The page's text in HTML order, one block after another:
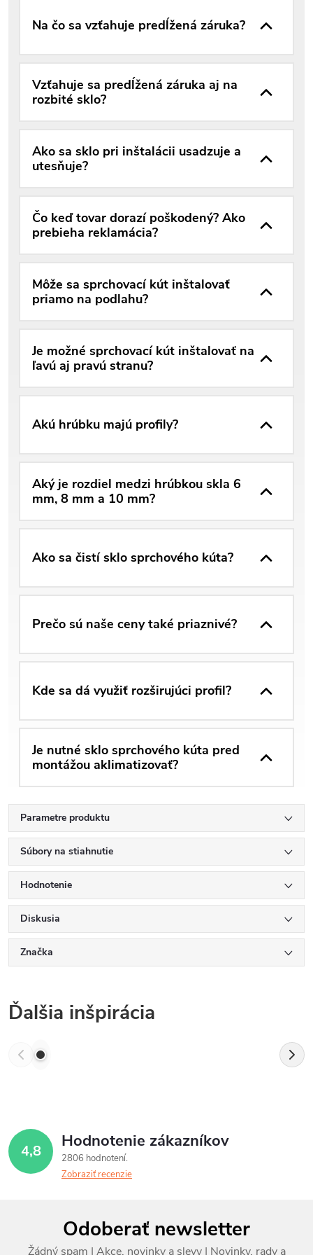
Na čo sa vzťahuje predĺžená záruka?
Vzťahuje sa predĺžená záruka aj na
rozbité sklo?
Ako sa sklo pri inštalácii usadzuje a
utesňuje?
Čo keď tovar dorazí poškodený? Ako
prebieha reklamácia?
Môže sa sprchovací kút inštalovať
priamo na podlahu?
Je možné sprchovací kút inštalovať na
ľavú aj pravú stranu?
Akú hrúbku majú profily?
Aký je rozdiel medzi hrúbkou skla 6
mm, 8 mm a 10 mm?
Ako sa čistí sklo sprchového kúta?
Prečo sú naše ceny také priaznivé?
Kde sa dá využiť rozširujúci profil?
Je nutné sklo sprchového kúta pred
montážou aklimatizovať?
Parametre produktu
Súbory na stiahnutie
Hodnotenie
Diskusia
Značka
Ďalšia inšpirácia
4,8 Hodnotenie zákazníkov
2806 hodnotení
Zobraziť recenzie
Odoberať newsletter